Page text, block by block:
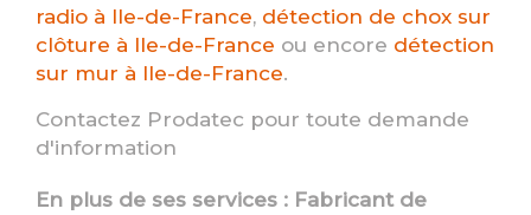
radio à Ile-de-France, détection de chox sur
clôture à Ile-de-France ou encore détection
sur mur à Ile-de-France.
Contactez Prodatec pour toute demande
d'information
En plus de ses services : Fabricant de